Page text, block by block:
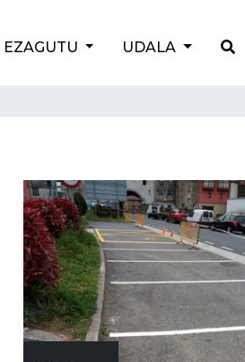
EZAGUTU UDALA